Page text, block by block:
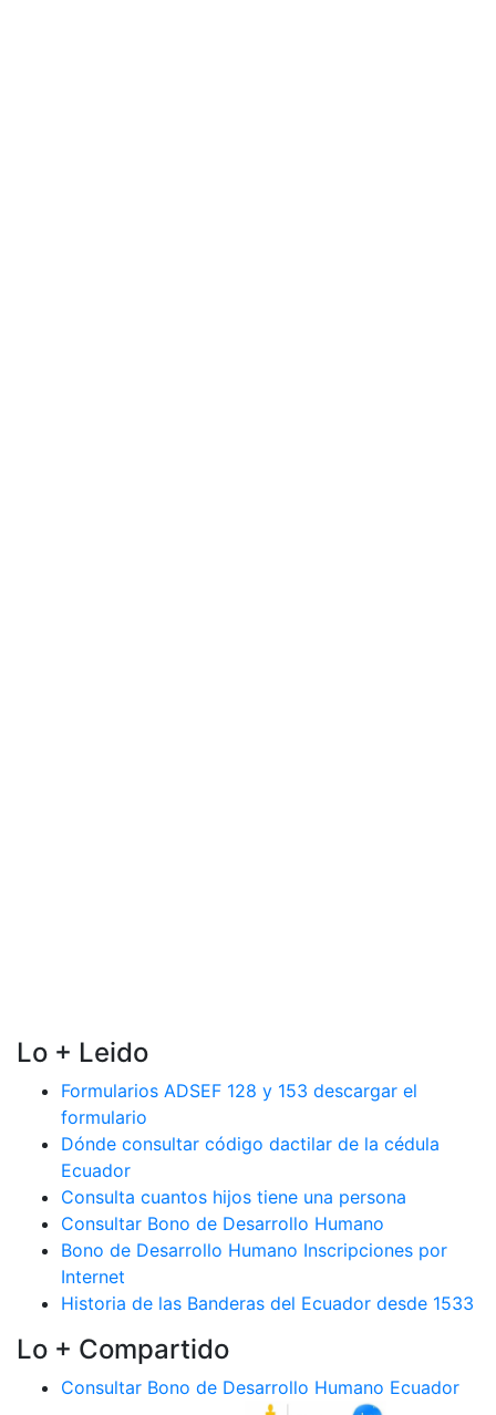
Lo + Leido
Formularios ADSEF 128 y 153 descargar el
formulario
Dónde consultar código dactilar de la cédula
Ecuador
Consulta cuantos hijos tiene una persona
Consultar Bono de Desarrollo Humano
Bono de Desarrollo Humano Inscripciones por
Internet
Historia de las Banderas del Ecuador desde 1533
Lo + Compartido
Consultar Bono de Desarrollo Humano Ecuador